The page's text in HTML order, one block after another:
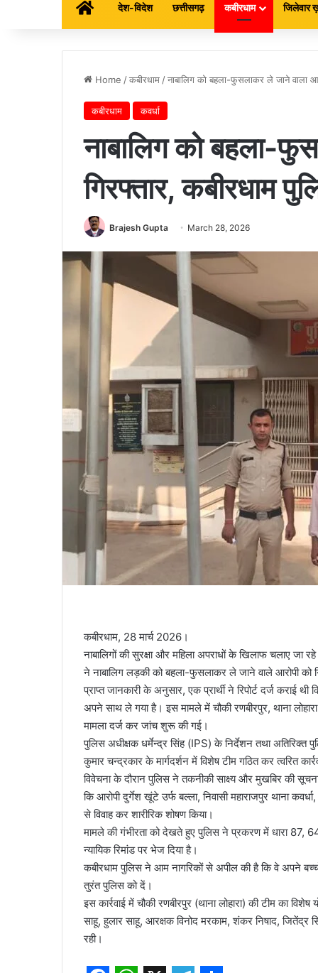
होम देश-विदेश छत्तीसगढ़ कबीरधाम जिलेवार
Home /कबीरधाम /नाबालिग को बहला-फुसलाकर ले जाने वाला
कबीरधाम कवर्धा
नाबालिग को बहला-
गिरफ्तार, कबीरधाम
Brajesh Gupta March 28, 2026
कबीरधाम, 28 मार्च 2026।
नाबालिगों की सुरक्षा और महिला अपराधों के खिलाफ चलाए
ने नाबालिग लड़की को बहला-फुसलाकर ले जाने वाले आरोपी को
प्राप्त जानकारी के अनुसार, एक प्रार्थी ने रिपोर्ट दर्ज कराई
अपने साथ ले गया है। इस मामले में चौकी रणबीरपुर, थाना
मामला दर्ज कर जांच शुरू की गई।
पुलिस अधीक्षक धर्मेन्द्र सिंह (IPS) के निर्देशन तथा
कुमार चन्द्रकार के मार्गदर्शन में विशेष टीम गठित कर त्वरित
विवेचना के दौरान पुलिस ने तकनीकी साक्ष्य और मुखबिर की
कि आरोपी दुर्गेश खूंटे उर्फ बल्ला, निवासी महाराजपुर थाना
से विवाह कर शारीरिक शोषण किया।
मामले की गंभीरता को देखते हुए पुलिस ने प्रकरण में धारा 87,
न्यायिक रिमांड पर भेज दिया है।
कबीरधाम पुलिस ने आम नागरिकों से अपील की है कि वे अपने
तुरंत पुलिस को दें।
इस कार्रवाई में चौकी रणबीरपुर (थाना लोहारा) की टीम का
साहू, हुलार साहू, आरक्षक विनोद मरकाम, शंकर निषाद,
रही।